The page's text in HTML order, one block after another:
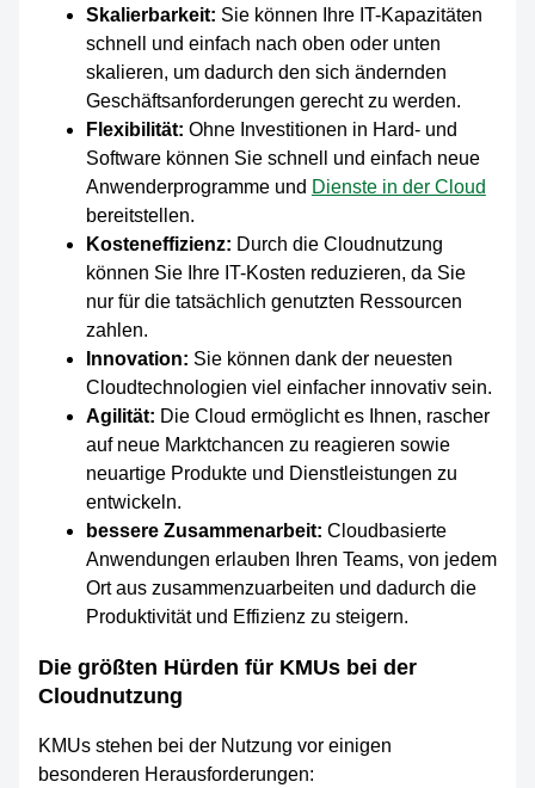
Skalierbarkeit: Sie können Ihre IT-Kapazitäten
schnell und einfach nach oben oder unten
skalieren, um dadurch den sich ändernden
Geschäftsanforderungen gerecht zu werden.
Flexibilität: Ohne Investitionen in Hard- und
Software können Sie schnell und einfach neue
Anwenderprogramme und Dienste in der Cloud
bereitstellen.
Kosteneffizienz: Durch die Cloudnutzung
können Sie Ihre IT-Kosten reduzieren, da Sie
nur für die tatsächlich genutzten Ressourcen
zahlen.
Innovation: Sie können dank der neuesten
Cloudtechnologien viel einfacher innovativ sein.
Agilität: Die Cloud ermöglicht es Ihnen, rascher
auf neue Marktchancen zu reagieren sowie
neuartige Produkte und Dienstleistungen zu
entwickeln.
bessere Zusammenarbeit: Cloudbasierte
Anwendungen erlauben Ihren Teams, von jedem
Ort aus zusammenzuarbeiten und dadurch die
Produktivität und Effizienz zu steigern.
Die größten Hürden für KMUs bei der
Cloudnutzung
KMUs stehen bei der Nutzung vor einigen
besonderen Herausforderungen: